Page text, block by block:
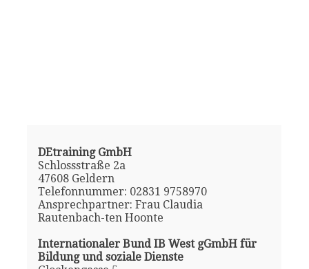
DEtraining GmbH
Schlossstraße 2a
47608 Geldern
Telefonnummer: 02831 9758970
Ansprechpartner: Frau Claudia
Rautenbach-ten Hoonte
Internationaler Bund IB West gGmbH für
Bildung und soziale Dienste